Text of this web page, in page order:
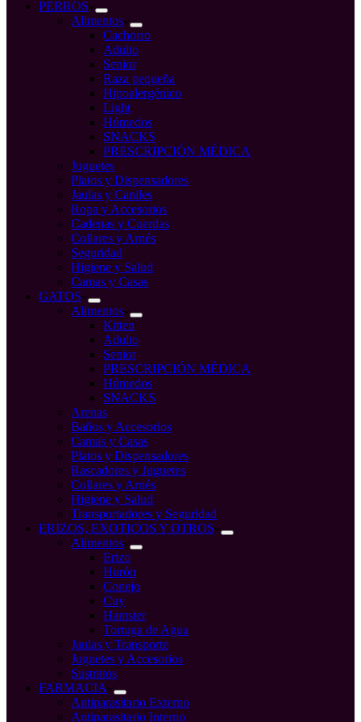
compraPERROS
Alimentos
Cachorro
Adulto
Senior
Raza pequeña
Hipoalergénico
Light
Húmedos
SNACKS
PRESCRIPCIÓN MÉDICA
Juguetes
Platos y Dispensadores
Jaulas y Caniles
Ropa y Accesorios
Cadenas y Cuerdas
Collares y Arnés
Seguridad
Higiene y Salud
Camas y Casas
GATOS
Alimentos
Kitten
Adulto
Senior
PRESCRIPCIÓN MÉDICA
Húmedos
SNACKS
Arenas
Baños y Accesorios
Camas y Casas
Platos y Dispensadores
Rascadores y Juguetes
Collares y Arnés
Higiene y Salud
Transportadores y Seguridad
ERIZOS, EXOTICOS Y OTROS
Alimentos
Erizo
Hurón
Conejo
Cuy
Hamster
Tortuga de Agua
Jaulas y Transporte
Juguetes y Accesorios
Sustratos
FARMACIA
Antiparasitario Externo
Antiparasitario Interno